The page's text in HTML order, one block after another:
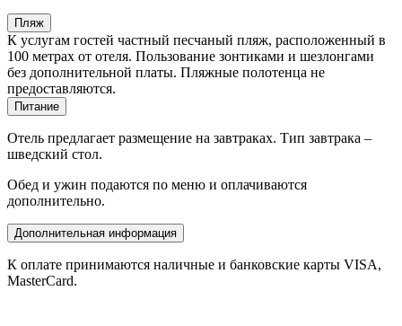
Пляж
К услугам гостей частный песчаный пляж, расположенный в
100 метрах от отеля. Пользование зонтиками и шезлонгами
без дополнительной платы. Пляжные полотенца не
предоставляются.
Питание
Отель предлагает размещение на завтраках. Тип завтрака –
шведский стол.
Обед и ужин подаются по меню и оплачиваются
дополнительно.
Дополнительная информация
К оплате принимаются наличные и банковские карты VISA,
MasterCard.